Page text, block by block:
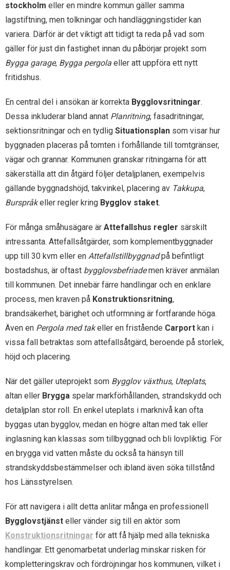
stockholm eller en mindre kommun gäller samma
lagstiftning, men tolkningar och handläggningstider kan
variera. Därför är det viktigt att tidigt ta reda på vad som
gäller för just din fastighet innan du påbörjar projekt som
Bygga garage, Bygga pergola eller att uppföra ett nytt
fritidshus.
En central del i ansökan är korrekta Bygglovsritningar.
Dessa inkluderar bland annat Planritning, fasadritningar,
sektionsritningar och en tydlig Situationsplan som visar hur
byggnaden placeras på tomten i förhållande till tomtgränser,
vägar och grannar. Kommunen granskar ritningarna för att
säkerställa att din åtgärd följer detaljplanen, exempelvis
gällande byggnadshöjd, takvinkel, placering av Takkupa,
Burspråkeller regler kring Bygglov staket.
För många småhusägare är Attefallshus regler särskilt
intressanta. Attefallsåtgärder, som komplementbyggnader
upp till 30 kvm eller en Attefallstillbyggnadpå befintligt
bostadshus, är oftast bygglovsbefriademen kräver anmälan
till kommunen. Det innebär färre handlingar och en enklare
process, men kraven på Konstruktionsritning,
brandsäkerhet, bärighet och utformning är fortfarande höga.
Även en Pergola med takeller en fristående Carport kan i
vissa fall betraktas som attefallsåtgärd, beroende på storlek,
höjd och placering.
När det gäller uteprojekt som Bygglov växthus, Uteplats,
altan eller Brygga spelar markförhållanden, strandskydd och
detaljplan stor roll. En enkel uteplats i marknivå kan ofta
byggas utan bygglov, medan en högre altan med tak eller
inglasning kan klassas som tillbyggnad och bli lovpliktig. För
en brygga vid vatten måste du också ta hänsyn till
strandskyddsbestämmelser och ibland även söka tillstånd
hos Länsstyrelsen.
För att navigera i allt detta anlitar många en professionell
Bygglovstjänst eller vänder sig till en aktör som
Konstruktionsritningar för att få hjälp med alla tekniska
handlingar. Ett genomarbetat underlag minskar risken för
kompletteringskrav och fördröjningar hos kommunen, vilket i